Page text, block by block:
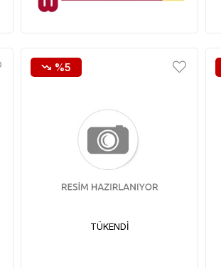
TÜKENDI
%5